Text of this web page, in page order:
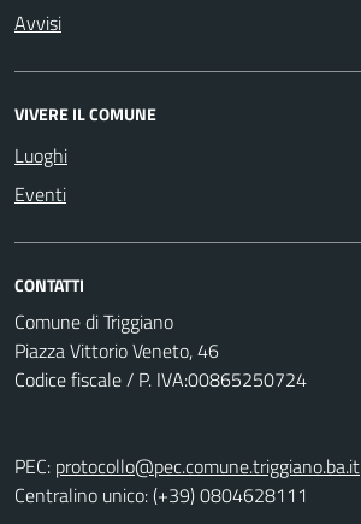
Avvisi
VIVERE IL COMUNE
Luoghi
Eventi
CONTATTI
Comune di Triggiano
Piazza Vittorio Veneto, 46
Codice fiscale / P. IVA:00865250724
PEC: protocollo@pec.comune.triggiano.ba.it
Centralino unico: (+39) 0804628111